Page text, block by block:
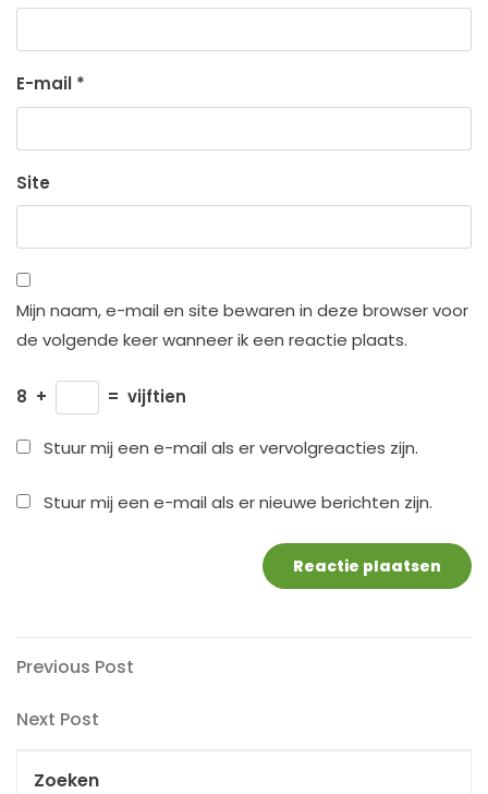
E-mail *
Site
Mijn naam, e-mail en site bewaren in deze browser voor
de volgende keer wanneer ik een reactie plaats.
8 + = vijftien
Stuur mij een e-mail als er vervolgreacties zijn.
Stuur mij een e-mail als er nieuwe berichten zijn.
Berichtnavigatie
Previous
Previous Post
Next
Next Post
Zoeken